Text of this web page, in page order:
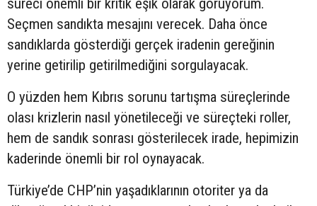
süreci önemli bir kritik eşik olarak görüyorum.
Seçmen sandıkta mesajını verecek. Daha önce
sandıklarda gösterdiği gerçek iradenin gereğinin
yerine getirilip getirilmediğini sorgulayacak.
O yüzden hem Kıbrıs sorunu tartışma süreçlerinde
olası krizlerin nasıl yönetileceği ve süreçteki roller,
hem de sandık sonrası gösterilecek irade, hepimizin
kaderinde önemli bir rol oynayacak.
Türkiye’de CHP’nin yaşadıklarının otoriter ya da